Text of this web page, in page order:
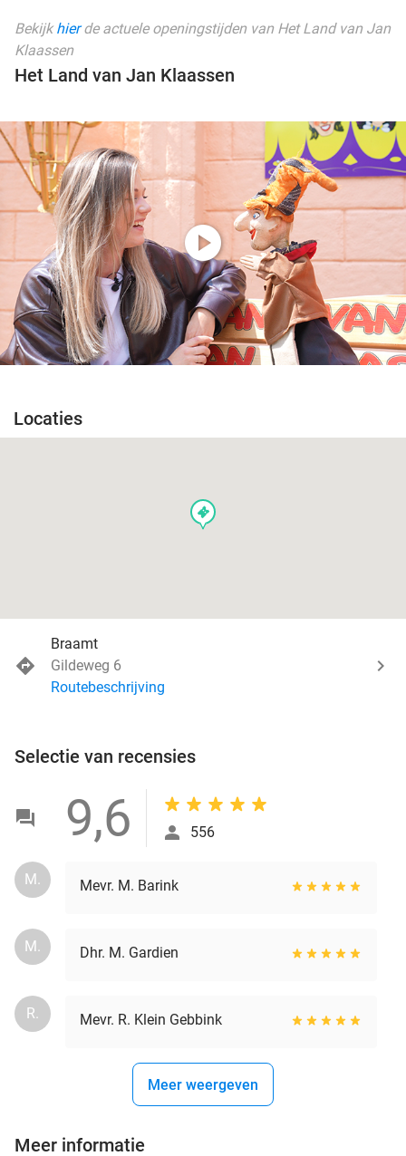
Bekijkhierde actuele openingstijden van Het Land van Jan
Klaassen
Het Land van Jan Klaassen
play_circle
Locaties
events
Braamt
Gildeweg 6
Routebeschrijving
Selectie van recensies
9,6 556
M. Mevr. M. Barink
M. Dhr. M. Gardien
R. Mevr. R. Klein Gebbink
Meer weergeven
Meer informatie